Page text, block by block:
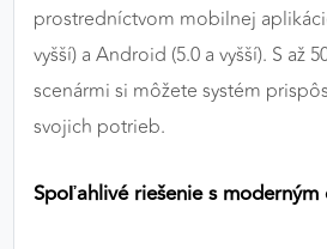
prostredníctvom mobilnej
vyšší) a Android (5.0 a vyšší). S až
scenármi si môžete systém
svojich potrieb.
Spoľahlivé riešenie s moderným